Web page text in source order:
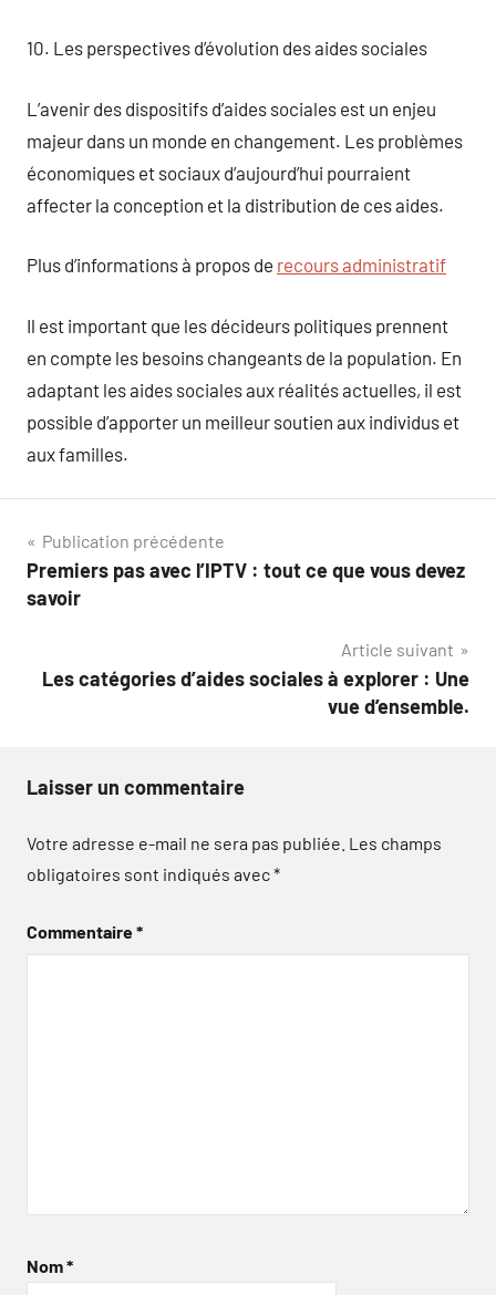
10. Les perspectives d’évolution des aides sociales
L’avenir des dispositifs d’aides sociales est un enjeu
majeur dans un monde en changement. Les problèmes
économiques et sociaux d’aujourd’hui pourraient
affecter la conception et la distribution de ces aides.
Plus d’informations à propos de recours administratif
Il est important que les décideurs politiques prennent
en compte les besoins changeants de la population. En
adaptant les aides sociales aux réalités actuelles, il est
possible d’apporter un meilleur soutien aux individus et
aux familles.
Navigation
de
Publication précédente
Premiers pas avec l’IPTV : tout ce que vous devez
savoir
Article suivant
Les catégories d’aides sociales à explorer : Une
vue d’ensemble.
Laisser un commentaire
Votre adresse e-mail ne sera pas publiée. Les champs
obligatoires sont indiqués avec*
Commentaire*
Nom*